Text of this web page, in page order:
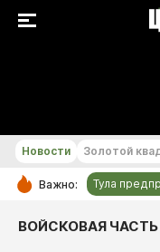
РУБРИКИ
Новости Золотой
Важно: Тула
ВОЙСКОВАЯ ЧАСТЬ